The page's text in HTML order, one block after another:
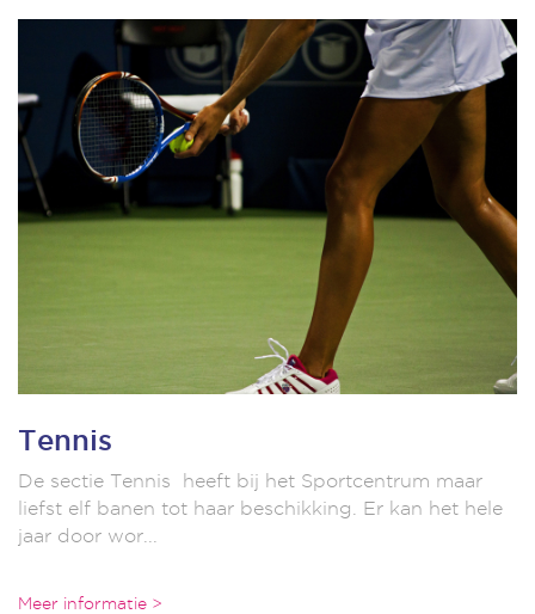
Tennis
De sectie Tennis heeft bij het Sportcentrum maar
liefst elf banen tot haar beschikking. Er kan het hele
jaar door wor...
Meer informatie >